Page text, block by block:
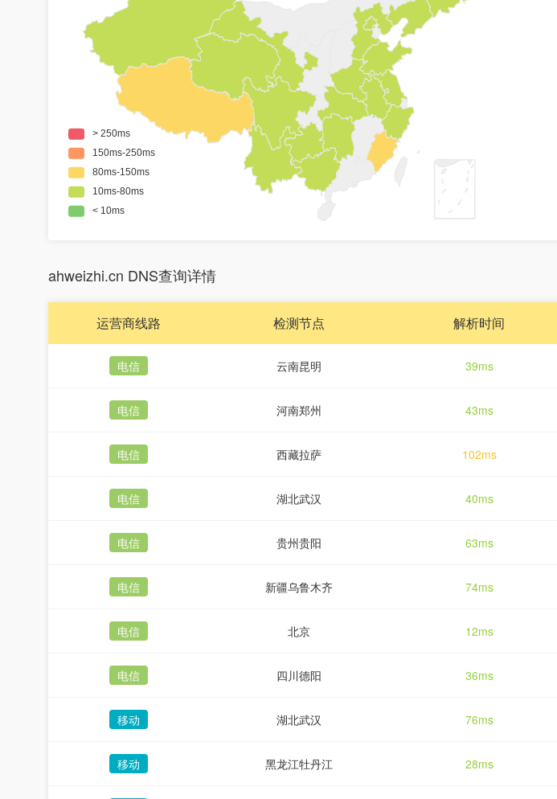
ahweizhi.cn DNS查询详情
运营商线路 检测节点 解析时间
电信 云南昆明 39ms
电信 河南郑州 43ms
电信 西藏拉萨 102ms
电信 湖北武汉 40ms
电信 贵州贵阳 63ms
电信 新疆乌鲁木齐 74ms
电信 北京 12ms
电信 四川德阳 36ms
移动 湖北武汉 76ms
移动 黑龙江牡丹江 28ms